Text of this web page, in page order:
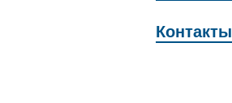
Контакты